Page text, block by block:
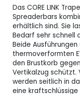
Hook Grösse S
Das CORE LINK
Spreaderbars
erhältlich sind. Sie
Bedarf sehr schnell
Beide
thermoverformten
den Brustkorb
Vertikalzug
werden seitlich in
eine kraftschlüssige